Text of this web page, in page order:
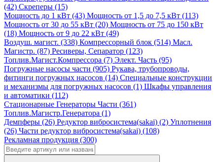
(42) Скреперы (15)
Мощность до 1 кВт (43) Мощность от 1,5 до 7,5 кВт (113)
Мощность от 30 до 55 кВт (20) Мощность от 75 до 150 кВт
(18) Мощность от 9 до 22 кВт (49)
Воздуш. магист. (338) Компрессорный блок (514) Масл.
Магистр. (87) Ресиверы, Сепаратор (123)
Топлив.Магист.Компрессора (7) Элект. Часть (95)
Погружные насосы части (905) Рукава, трубопроводы,
фитинги погружных насосов (14) Специальные конструкции
и механизмы для погружных насосов (1) Шкафы управления
и автоматики (112)
Стационарные Генераторы Части (361)
Топлив.Магистр.Генератора (1)
Демпферы (26) Редуктор вибросистема(sakai) (2) Уплотнения
(26) Части редуктор вибросистема(sakai) (108)
Рекламная продукция (300)